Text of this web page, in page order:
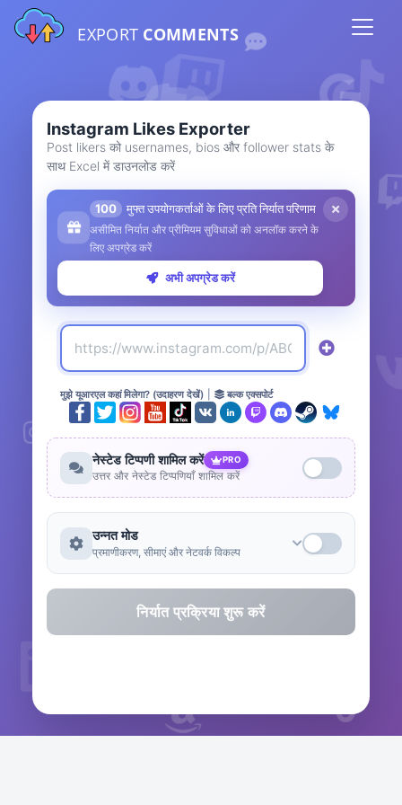
EXPORT COMMENTS
Instagram Likes Exporter
Post likers को usernames, bios और follower stats के
साथ Excel में डाउनलोड करें
100 मुफ्त उपयोगकर्ताओं के लिए प्रति निर्यात परिणाम
असीमित निर्यात और प्रीमियम सुविधाओं को अनलॉक करने के
लिए अपग्रेड करें
अभी अपग्रेड करें
मुझे यूआरएल कहां मिलेगा? (उदाहरण देखें) बल्क एक्सपोर्ट
नेस्टेड टिप्पणी शामिल करें PRO
उत्तर और नेस्टेड टिप्पणियाँ शामिल करें
उन्नत मोड
प्रमाणीकरण, सीमाएं और नेटवर्क विकल्प
निर्यात प्रक्रिया शुरू करें